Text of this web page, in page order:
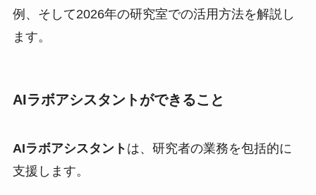
例、そして2026年の研究室での活用方法を解説し
ます。
AIラボアシスタントができること
AIラボアシスタント は、研究者の業務を包括的に
支援します。